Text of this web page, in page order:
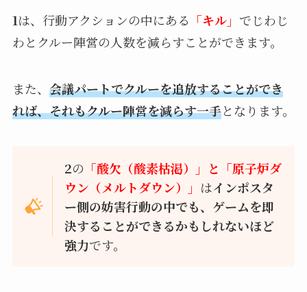
1は、行動アクションの中にある 「キル」 でじわじ
わとクルー陣営の人数を減らすことができます。
また、 会議パートでクルーを追放することができ
れば、それもクルー陣営を減らす一手となります。
2の 「酸欠（酸素枯渇）」と「原子炉ダ
ウン（メルトダウン）」 はインポスタ
ー側の妨害行動の中でも、ゲームを即
決することができるかもしれないほど
強力です。